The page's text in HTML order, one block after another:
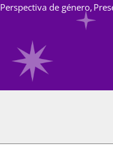
Perspectiva de género